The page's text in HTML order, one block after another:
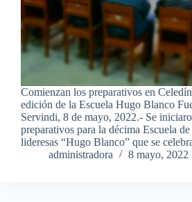
Comienzan los preparativos en
edición de la Escuela Hugo Blanco
Servindi, 8 de mayo, 2022.- Se
preparativos para la décima Escuela
lideresas “Hugo Blanco” que se
administradora
8 mayo, 2022